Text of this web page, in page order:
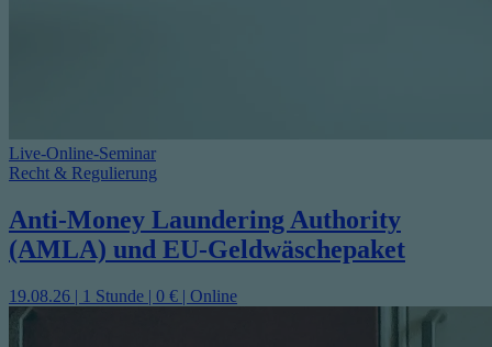
Live-Online-Seminar
Recht & Regulierung
Anti-Money Laundering Authority
(AMLA) und EU-Geldwäschepaket
19.08.26 | 1 Stunde | 0 € | Online